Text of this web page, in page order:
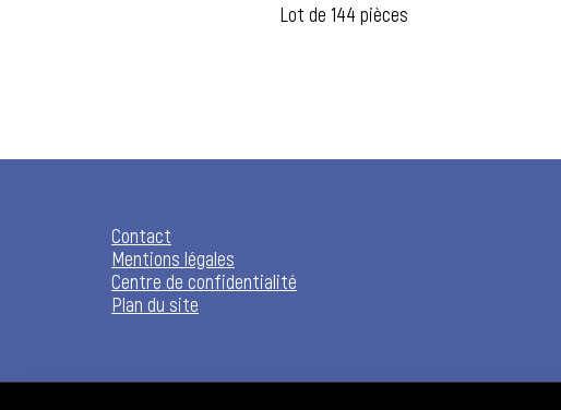
Lot de 144 pièces
Contact
Mentions légales
Centre de confidentialité
Plan du site